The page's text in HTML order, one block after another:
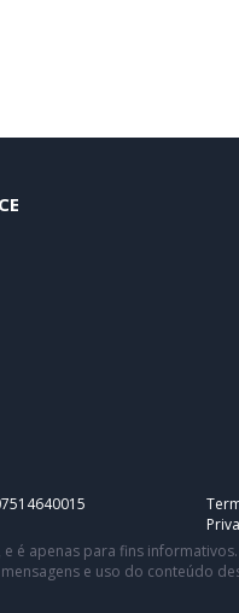
é apenas para fins
e uso do conteúdo